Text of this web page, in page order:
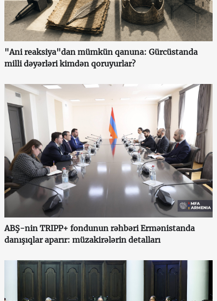
"Ani reaksiya"dan mümkün qanuna: Gürcüstanda
milli dəyərləri kimdən qoruyurlar?
ABŞ-nin TRIPP+ fondunun rəhbəri Ermənistanda
danışıqlar aparır: müzakirələrin detalları